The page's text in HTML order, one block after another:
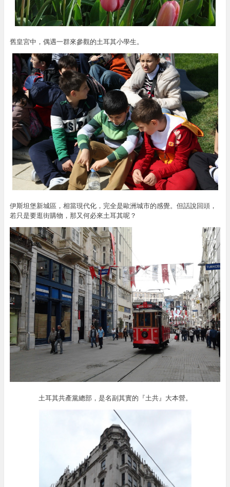
舊皇宮中，偶遇一群來參觀的土耳其小學生。
伊斯坦堡新城區，相當現代化，完全是歐洲城市的感覺。但話說回頭，
若只是要逛街購物，那又何必來土耳其呢？
土耳其共產黨總部，是名副其實的『土共』大本營。